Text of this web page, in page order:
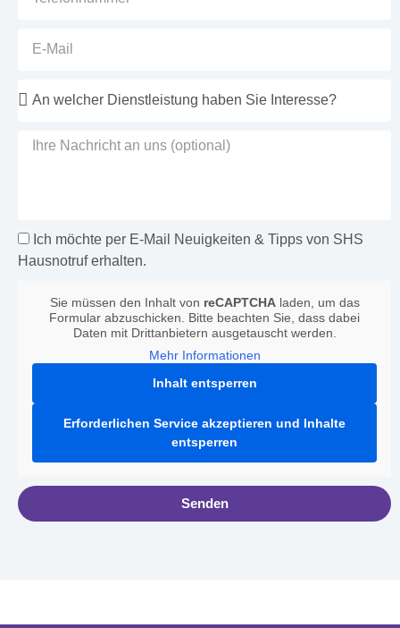
Ich möchte per E-Mail Neuigkeiten & Tipps von SHS
Hausnotruf erhalten.
Sie müssen den Inhalt von reCAPTCHAladen, um das
Formular abzuschicken. Bitte beachten Sie, dass dabei
Daten mit Drittanbietern ausgetauscht werden.
Mehr Informationen
Inhalt entsperren
Erforderlichen Service akzeptieren und Inhalte
entsperren
Senden